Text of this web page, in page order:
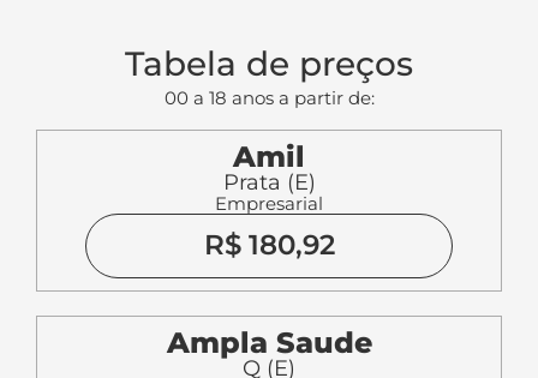
Tabela de preços
00 a 18 anos a partir de:
Amil
Prata (E)
Empresarial
R$ 180,92
Ampla Saude
Q (E)